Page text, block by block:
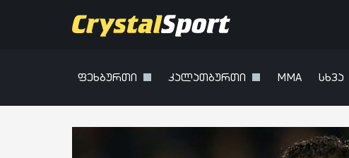
ფეხბურთი კალათბურთი MMA სხვა